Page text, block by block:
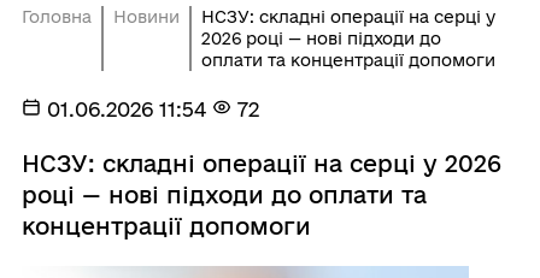
Головна Новини
НСЗУ: складні операції на серці у
2026 році — нові підходи до
оплати та концентрації допомоги
01.06.2026 11:54 72
НСЗУ: складні операції на серці у 2026
році — нові підходи до оплати та
концентрації допомоги